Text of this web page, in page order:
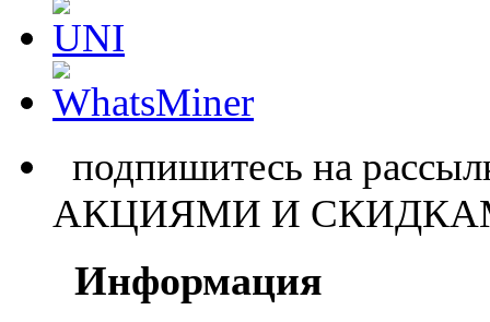
подпишитесь на
АКЦИЯМИ И
Информация